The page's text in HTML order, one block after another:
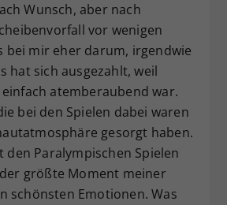
Wunsch, aber nach
vor wenigen
bei mir eher darum, irgendwie
hat sich ausgezahlt, weil
atemberaubend war.
bei den Spielen dabei waren
gesorgt haben.
den Paralympischen Spielen
größte Moment meiner
schönsten Emotionen. Was